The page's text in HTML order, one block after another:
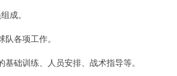
组成。
队各项工作。
础训练、人员安排、战术指导等。